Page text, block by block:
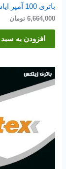
باتری 100 آمپر ایاس
6,664,000 تومان
افزودن به